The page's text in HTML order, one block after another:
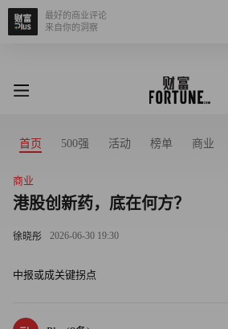
最好的商业评论
来自你的洞察
首页 500强 活动 榜单 商业
商业
港股创新药，底在何方？
徐晓彤 2026-06-30 19:30
中报或成关键拐点